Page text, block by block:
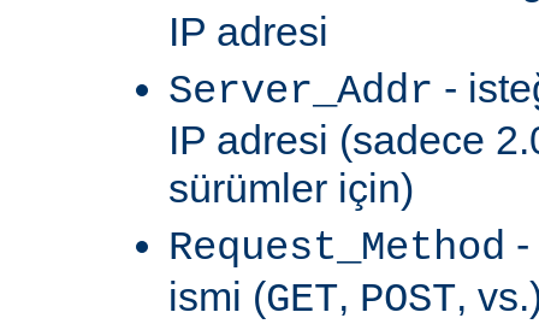
IP adresi
Server_Addr -
IP adresi (sadece
sürümler için)
Request_Method -
ismi (GET, POST,